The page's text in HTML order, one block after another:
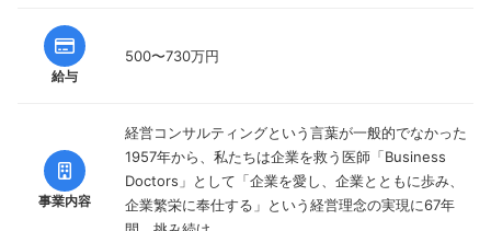
給与
500〜730万円
事業内容
経営コンサルティングという言葉が一般的でなかった
1957年から、私たちは企業を救う医師「Business
Doctors」として「企業を愛し、企業とともに歩み、
企業繁栄に奉仕する」という経営理念の実現に67年